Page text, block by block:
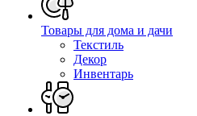
Товары для дома и дачи
Текстиль
Декор
Инвентарь